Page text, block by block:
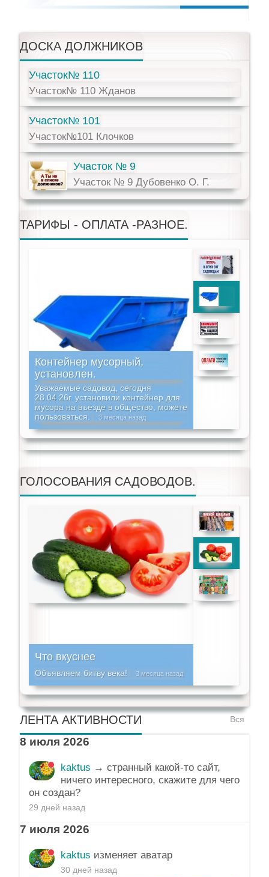
ДОСКА ДОЛЖНИКОВ
Участок№ 110
Участок№ 110 Жданов
Участок№ 101
Участок№101 Клочков
Участок № 9
Участок № 9 Дубовенко О. Г.
ТАРИФЫ - ОПЛАТА -РАЗНОЕ.
Контейнер мусорный,
установлен.
Уважаемые садовод, сегодня
28.04.26г. установили контейнер для
мусора на въезде в общество, можете
пользоваться.
3 месяца назад
ГОЛОСОВАНИЯ САДОВОДОВ.
Что вкуснее
Объявляем битву века! 3 месяца назад
ЛЕНТА АКТИВНОСТИ Вся
8 июля 2026
kaktus → странный какой-то сайт,
ничего интересного, скажите для чего
он создан?
29 дней назад
7 июля 2026
kaktus изменяет аватар
30 дней назад